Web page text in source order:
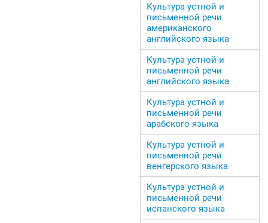
Культура устной и
письменной речи
американского
английского языка
Культура устной и
письменной речи
английского языка
Культура устной и
письменной речи
арабского языка
Культура устной и
письменной речи
венгерского языка
Культура устной и
письменной речи
испанского языка